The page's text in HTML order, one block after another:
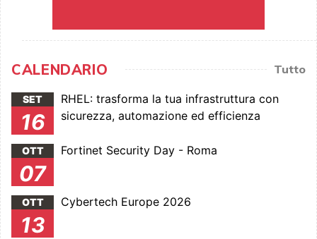
CALENDARIO Tutto
SET
16
RHEL: trasforma la tua infrastruttura con
sicurezza, automazione ed efficienza
OTT
07
Fortinet Security Day - Roma
OTT
13
Cybertech Europe 2026